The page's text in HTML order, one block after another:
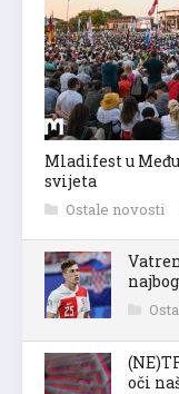
Mladifest u
svijeta
Ostale novosti
oči